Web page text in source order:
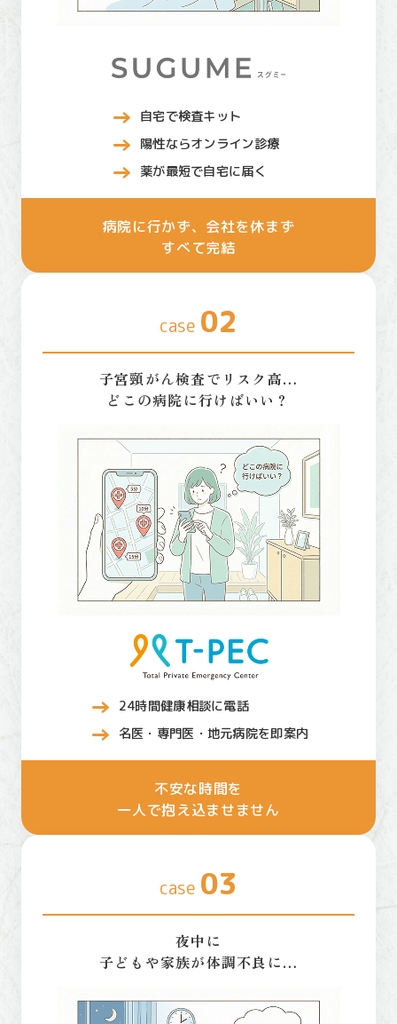
自宅で検査キット
陽性ならオンライン診療
薬が最短で自宅に届く
病院に行かず、会社を休まず
すべて完結
case 02
子宮頸がん検査でリスク高…
どこの病院に行けばいい？
24時間健康相談に電話
名医・専門医・地元病院を即案内
不安な時間を
一人で抱え込ませません
case 03
夜中に
子どもや家族が体調不良に…